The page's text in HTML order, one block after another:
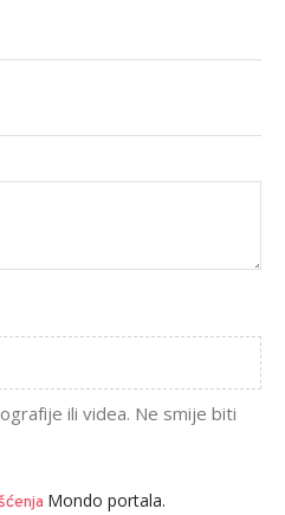
ili videa. Ne smije biti
Mondo portala.